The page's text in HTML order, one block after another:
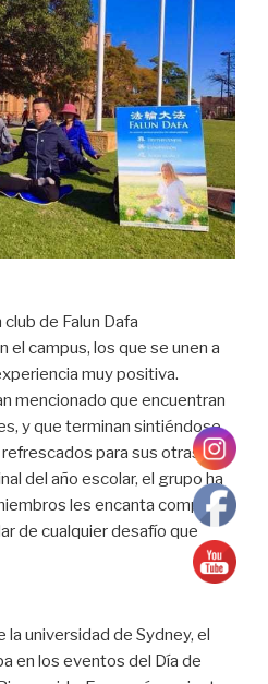
de Falun Dafa
campus, los que se unen a
muy positiva.
mencionado que encuentran
y que terminan sintiéndose
para sus otras
del año escolar, el grupo ha
les encanta compartir
de cualquier desafío que
la universidad de Sydney, el
en los eventos del Día de